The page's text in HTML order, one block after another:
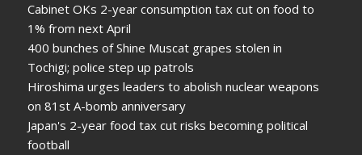
Cabinet OKs 2-year consumption tax cut on food to
1% from next April
400 bunches of Shine Muscat grapes stolen in
Tochigi; police step up patrols
Hiroshima urges leaders to abolish nuclear weapons
on 81st A-bomb anniversary
Japan's 2-year food tax cut risks becoming political
football